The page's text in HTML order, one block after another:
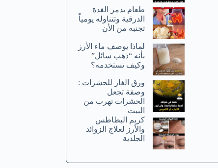
طعام يدمر الغدة
الدرقية وتتناوله يومياً
تجنبه من الأن
لماذا يوصف ماء الأرز
بأنه “ذهب سائل”
وكيف تستخدمه؟
ورق الغار للحشرات :
وصفة تجعل
الحشرات تهرب من
البيت
كريم البطاطس
والأرز لعلاج الزوائد
الجلدية